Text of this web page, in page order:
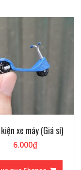
xe máy (Giá sỉ)
6.000₫